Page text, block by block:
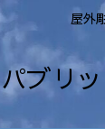
屋外
パブリ